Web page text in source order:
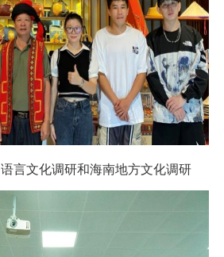
语言文化调研和海南地方文化调研